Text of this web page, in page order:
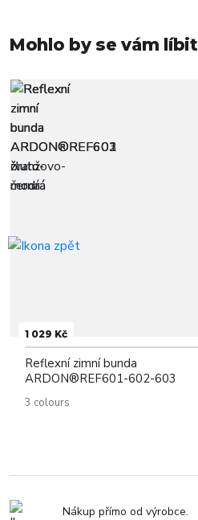
Mohlo by se vám líbit
1 029 Kč
Reflexní zimní bunda
ARDON®REF601-602-603
3 colours
Nákup přímo od výrobce.